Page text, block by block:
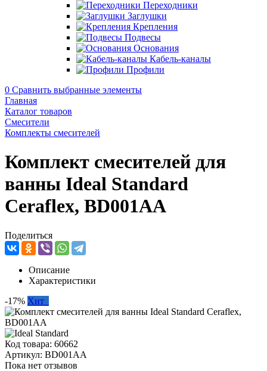
Переходники
Заглушки
Крепления
Подвесы
Основания
Кабель-каналы
Профили
0 Сравнить выбранные элементы
Главная
Каталог товаров
Смесители
Комплекты смесителей
Комплект смесителей для
ванны Ideal Standard
Ceraflex, BD001AA
Поделиться
Описание
Характеристики
-17% Хит
Код товара: 60662
Артикул: BD001AA
Пока нет отзывов